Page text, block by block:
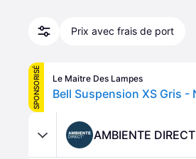
Prix avec frais de port
SPONSORISÉ Le Maitre Des Lampes
AMBIENTE DIRECT